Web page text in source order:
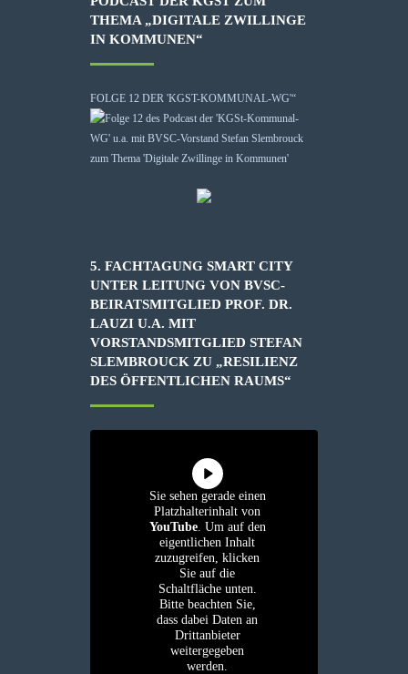
THEMA „DIGITALE ZWILLINGE
IN KOMMUNEN“
FOLGE 12 DER 'KGST-KOMMUNAL-WG'“
5. FACHTAGUNG SMART CITY
UNTER LEITUNG VON BVSC-
BEIRATSMITGLIED PROF. DR.
LAUZI U.A. MIT
VORSTANDSMITGLIED STEFAN
SLEMBROUCK ZU „RESILIENZ
DES ÖFFENTLICHEN RAUMS“
Sie sehen gerade einen
Platzhalterinhalt von
YouTube. Um auf den
eigentlichen Inhalt
zuzugreifen, klicken
Sie auf die
Schaltfläche unten.
Bitte beachten Sie,
dass dabei Daten an
Drittanbieter
weitergegeben
werden.